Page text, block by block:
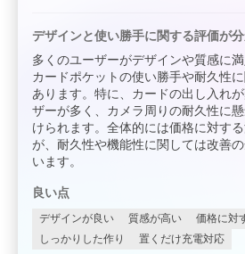
デザインと使い勝手に関する評価が
多くのユーザーがデザインや質感に満
カードポケットの使い勝手や耐久性
あります。特に、カードの出し入れ
ザーが多く、カメラ周りの耐久性に
けられます。全体的には価格に対す
が、耐久性や機能性に関しては改善
います。
良い点
デザインが良い 質感が高い
価格に対
しっかりした作り
置くだけ充電対応